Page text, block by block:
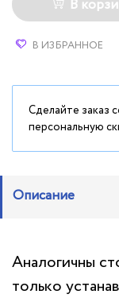
В
В ИЗБРАННОЕ
Сделайте заказ
персональную
Описание
Аналогичны
только